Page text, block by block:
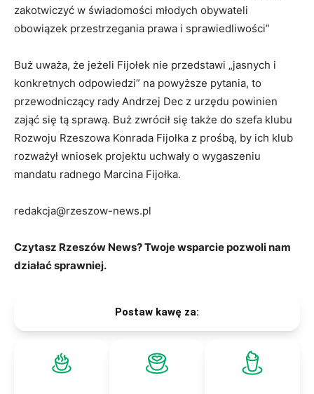
zakotwiczyć w świadomości młodych obywateli
obowiązek przestrzegania prawa i sprawiedliwości”
Buż uważa, że jeżeli Fijołek nie przedstawi „jasnych i
konkretnych odpowiedzi” na powyższe pytania, to
przewodniczący rady Andrzej Dec z urzędu powinien
zająć się tą sprawą. Buż zwrócił się także do szefa klubu
Rozwoju Rzeszowa Konrada Fijołka z prośbą, by ich klub
rozważył wniosek projektu uchwały o wygaszeniu
mandatu radnego Marcina Fijołka.
redakcja@rzeszow-news.pl
Czytasz Rzeszów News? Twoje wsparcie pozwoli nam
działać sprawniej.
Postaw kawę za: